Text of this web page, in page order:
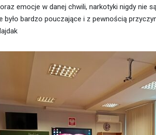
emocje w danej chwili, narkotyki nigdy nie
było bardzo pouczające i z pewnością